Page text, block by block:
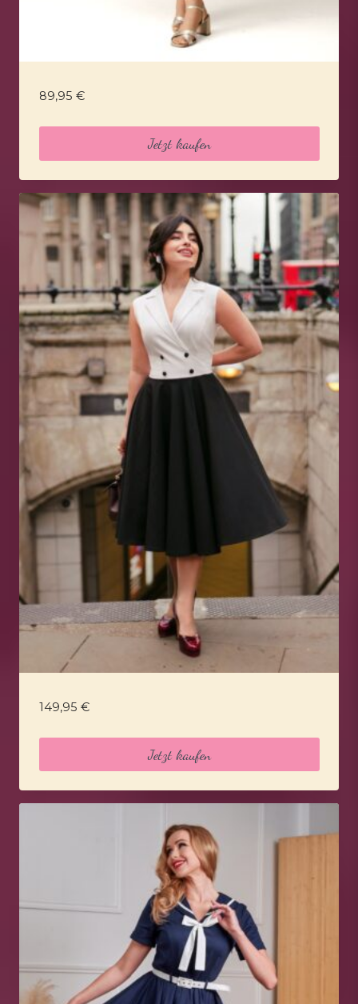
89,95 €
Jetzt kaufen
149,95 €
Jetzt kaufen